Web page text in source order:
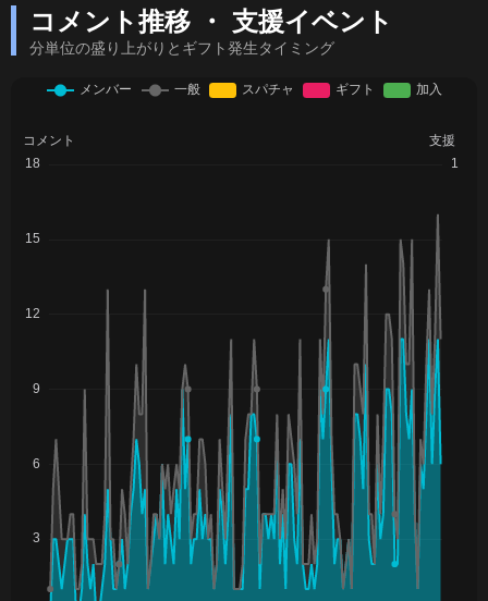
コメント推移 ・ 支援イベント
分単位の盛り上がりとギフト発生タイミング